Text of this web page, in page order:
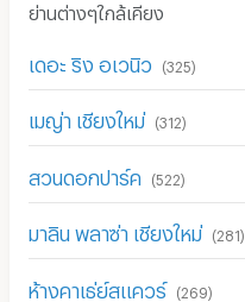
ย่านต่างๆใกล้เคียง
เดอะ ริง อเวนิว (325)
เมญ่า เชียงใหม่ (312)
สวนดอกปาร์ค (522)
มาลิน พลาซ่า เชียงใหม่ (281)
ห้างคาเธ่ย์สแควร์ (269)